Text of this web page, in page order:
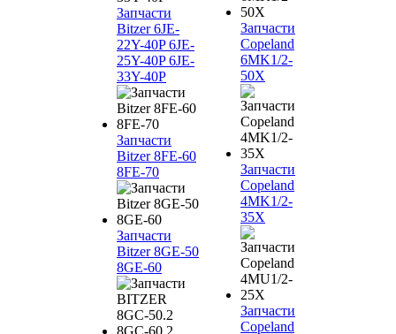
Запчасти
Bitzer 6JE-
22Y-40P 6JE-
25Y-40P 6JE-
33Y-40P
Запчасти
Bitzer 8FE-60
8FE-70
Запчасти
Bitzer 8GE-50
8GE-60
Запчасти
Copeland
6MK1/2-
50X
Запчасти
Copeland
4MK1/2-
35X
Запчасти
Copeland